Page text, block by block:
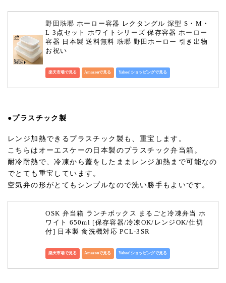
野田琺瑯 ホーロー容器 レクタングル 深型 S・M・
L 3点セット ホワイトシリーズ 保存容器 ホーロー
容器 日本製 送料無料 琺瑯 野田ホーロー 引き出物
お祝い
楽天市場で見る Amazonで見る Yahoo!ショッピングで見る
●プラスチック製
レンジ加熱できるプラスチック製も、重宝します。
こちらはオーエスケーの日本製のプラスチック弁当箱。
耐冷耐熱で、冷凍から蓋をしたままレンジ加熱まで可能なの
でとても重宝しています。
空気弁の形がとてもシンプルなので洗い勝手もよいです。
OSK 弁当箱 ランチボックス まるごと冷凍弁当 ホ
ワイト 650ml [保存容器/冷凍OK/レンジOK/仕切
付] 日本製 食洗機対応 PCL-3SR
楽天市場で見る Amazonで見る Yahoo!ショッピングで見る